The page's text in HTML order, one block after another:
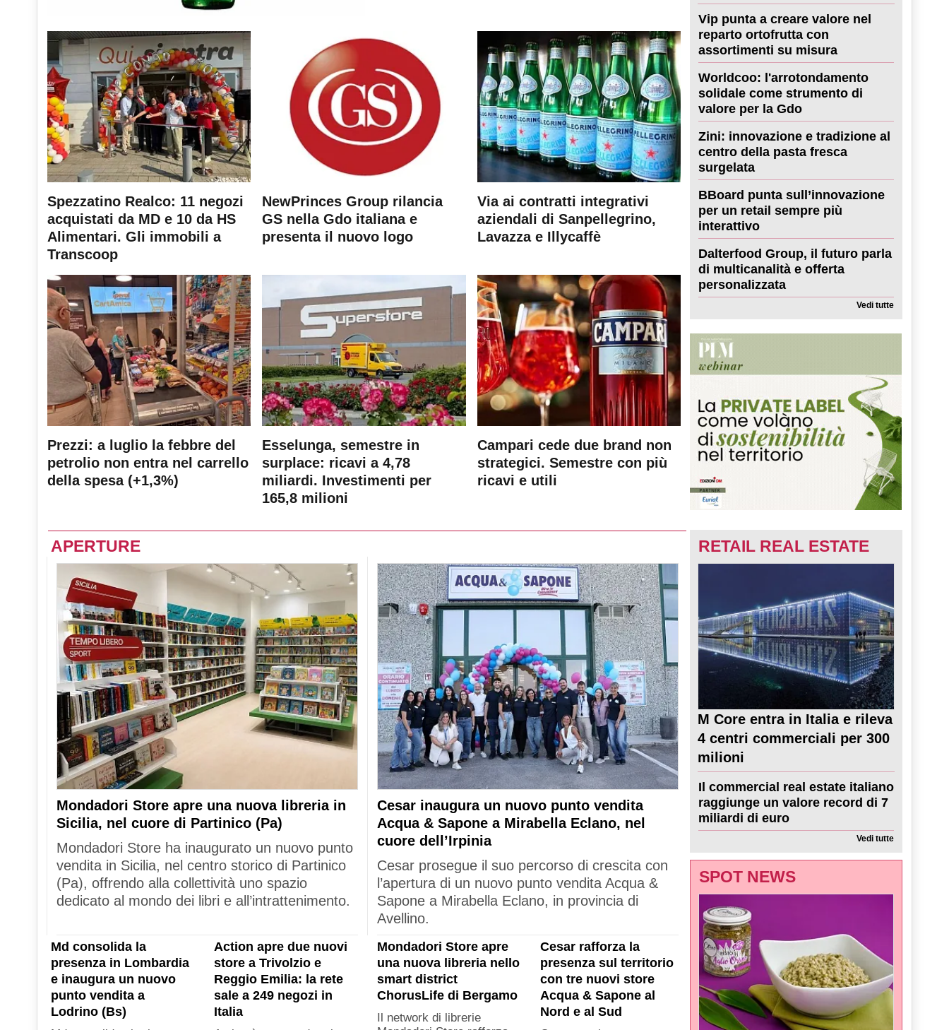
Spezzatino Realco: 11 negozi
acquistati da MD e 10 da HS
Alimentari. Gli immobili a
Transcoop
NewPrinces Group rilancia
GS nella Gdo italiana e
presenta il nuovo logo
Via ai contratti integrativi
aziendali di Sanpellegrino,
Lavazza e Illycaffè
Prezzi: a luglio la febbre del
petrolio non entra nel carrello
della spesa (+1,3%)
Esselunga, semestre in
surplace: ricavi a 4,78
miliardi. Investimenti per
165,8 milioni
Campari cede due brand non
strategici. Semestre con più
ricavi e utili
Vip punta a creare valore nel
reparto ortofrutta con
assortimenti su misura
Worldcoo: l'arrotondamento
solidale come strumento di
valore per la Gdo
Zini: innovazione e tradizione al
centro della pasta fresca
surgelata
BBoard punta sull’innovazione
per un retail sempre più
interattivo
Dalterfood Group, il futuro parla
di multicanalità e offerta
personalizzata
Vedi tutte
APERTURE
Mondadori Store apre una nuova libreria in
Sicilia, nel cuore di Partinico (Pa)
Mondadori Store ha inaugurato un nuovo punto
vendita in Sicilia, nel centro storico di Partinico
(Pa), offrendo alla collettività uno spazio
dedicato al mondo dei libri e all’intrattenimento.
Cesar inaugura un nuovo punto vendita
Acqua & Sapone a Mirabella Eclano, nel
cuore dell’Irpinia
Cesar prosegue il suo percorso di crescita con
l’apertura di un nuovo punto vendita Acqua &
Sapone a Mirabella Eclano, in provincia di
Avellino.
Md consolida la
presenza in Lombardia
e inaugura un nuovo
punto vendita a
Lodrino (Bs)
Action apre due nuovi
store a Trivolzio e
Reggio Emilia: la rete
sale a 249 negozi in
Italia
Mondadori Store apre
una nuova libreria nello
smart district
ChorusLife di Bergamo
Il network di librerie
Cesar rafforza la
presenza sul territorio
con tre nuovi store
Acqua & Sapone al
Nord e al Sud
RETAIL REAL ESTATE
M Core entra in Italia e rileva
4 centri commerciali per 300
milioni
Il commercial real estate italiano
raggiunge un valore record di 7
miliardi di euro
Vedi tutte
SPOT NEWS